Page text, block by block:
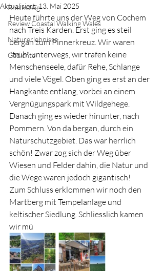
Rheinsteig
Review Coastal Walking Wales
Naturerlebnisse
Gedichte
Aktualisiert:13. Mai 2025
Heute führte uns der Weg von Cochem
nach Treis Karden. Erst ging es steil
bergan zum Pinnerkreuz. Wir waren
"früh" unterwegs, wir trafen keine
Menschenseele, dafür Rehe, Schlange
und viele Vögel. Oben ging es erst an der
Hangkante entlang, vorbei an einem
Vergnügungspark mit Wildgehege.
Danach ging es wieder hinunter, nach
Pommern. Von da bergan, durch ein
Naturschutzgebiet. Das war herrlich
schön! Zwar zog sich der Weg über
Wiesen und Felder dahin, die Natur und
die Wege waren jedoch gigantisch!
Zum Schluss erklommen wir noch den
Martberg mit Tempelanlage und
keltischer Siedlung. Schliesslich kamen
wir mü